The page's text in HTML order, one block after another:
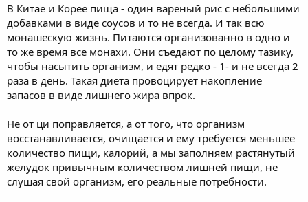
В Китае и Корее пища - один вареный рис с небольшими
добавками в виде соусов и то не всегда. И так всю
монашескую жизнь. Питаются организованно в одно и
то же время все монахи. Они съедают по целому тазику,
чтобы насытить организм, и едят редко - 1- и не всегда 2
раза в день. Такая диета провоцирует накопление
запасов в виде лишнего жира впрок.
Не от ци поправляется, а от того, что организм
восстанавливается, очищается и ему требуется меньшее
количество пищи, калорий, а мы заполняем растянутый
желудок привычным количеством лишней пищи, не
слушая свой организм, его реальные потребности.